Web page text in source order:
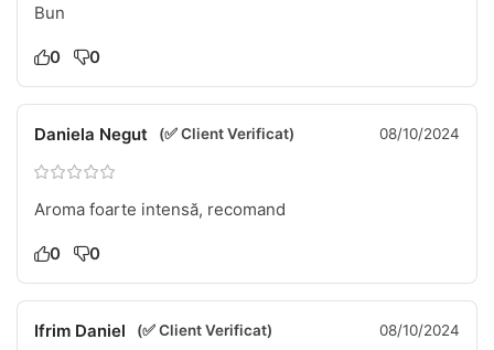
Bun
0 0
Daniela Negut (✅ Client Verificat) 08/10/2024
Aroma foarte intensă, recomand
0 0
Ifrim Daniel (✅ Client Verificat) 08/10/2024